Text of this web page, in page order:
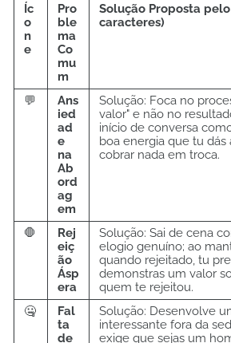
Íc
o
n
e
Pro
ble
ma
Co
mu
m
Solução Proposta
caracteres)
💬
Ans
ied
ad
e
na
Ab
ord
ag
em
Solução: Foca no
valor" e não no
início de conversa
boa energia que tu dás
cobrar nada em troca.
🛑
Rej
eiç
ão
Ásp
era
Solução: Sai de cena
elogio genuíno; ao
quando rejeitado, tu
demonstras um valor
quem te rejeitou.
🤐
Fal
ta
de
Solução: Desenvolve
interessante fora da
exige que sejas um